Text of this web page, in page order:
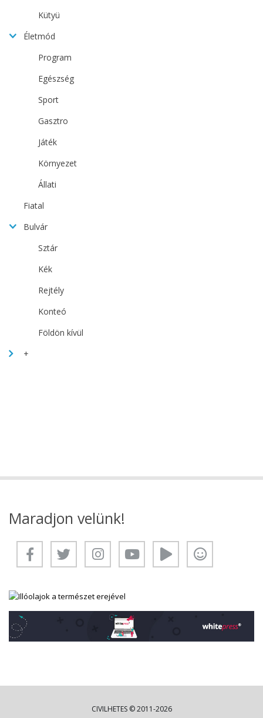
Kütyü
Életmód
Program
Egészség
Sport
Gasztro
Játék
Környezet
Állati
Fiatal
Bulvár
Sztár
Kék
Rejtély
Konteó
Földön kívül
+
Maradjon velünk!
CIVILHETES © 2011-2026